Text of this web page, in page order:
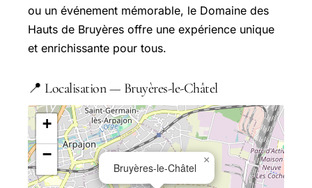
ou un événement mémorable, le Domaine des
Hauts de Bruyères offre une expérience unique
et enrichissante pour tous.
📍 Localisation — Bruyères-le-Châtel
Bruyères-le-Châtel
×
+
−